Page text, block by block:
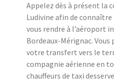
Appelez dès à présent la
Ludivine afin de connaître
vous rendre à l’aéroport
Bordeaux-Mérignac.
votre transfert vers le
compagnie aérienne en
chauffeurs de taxi